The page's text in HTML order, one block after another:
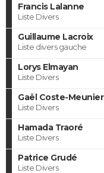
Francis Lalanne
Liste Divers
Guillaume Lacroix
Liste divers gauche
Lorys Elmayan
Liste Divers
Gaël Coste-Meunier
Liste Divers
Hamada Traoré
Liste Divers
Patrice Grudé
Liste Divers